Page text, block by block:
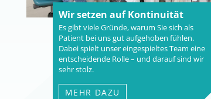
Wir setzen auf Kontinuität
Es gibt viele Gründe, warum Sie sich als
Patient bei uns gut aufgehoben fühlen.
Dabei spielt unser eingespieltes Team eine
entscheidende Rolle – und darauf sind wir
sehr stolz.
MEHR DAZU